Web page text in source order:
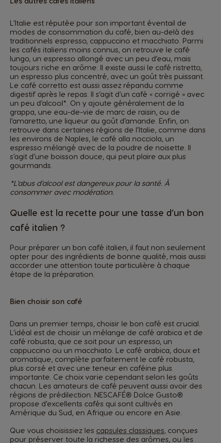
L’Italie est réputée pour son important éventail de
modes de consommation du café, bien au-delà des
traditionnels espresso, cappuccino et macchiato. Parmi
les cafés italiens moins connus, on retrouve le café
lungo, un espresso allongé avec un peu d’eau, mais
toujours riche en arôme. Il existe aussi le café ristretto,
un espresso plus concentré, avec un goût très puissant.
Le café corretto est aussi assez répandu comme
digestif après le repas. Il s’agit d’un café « corrigé » avec
un peu d’alcool*. On y ajoute généralement de la
grappa, une eau-de-vie de marc de raisin, ou de
l’amaretto, une liqueur au goût d’amande. Enfin, on
retrouve dans certaines régions de l’Italie, comme dans
les environs de Naples, le café alla nocciola, un
espresso mélangé avec de la poudre de noisette. Il
s’agit d’une boisson douce, qui peut plaire aux plus
gourmands.
*L’abus d’alcool est dangereux pour la santé. À
consommer avec modération.
Quelle est la recette pour une tasse d’un bon
café italien ?
Pour préparer un bon café italien, il faut non seulement
opter pour des ingrédients de bonne qualité, mais aussi
accorder une attention toute particulière à chaque
étape de la préparation.
Bien choisir son café
Dans un premier temps, choisir le bon café est crucial.
L’idéal est de choisir un mélange de café arabica et de
café robusta, que ce soit pour un espresso, un
cappuccino ou un macchiato. Le café arabica, doux et
aromatique, complète parfaitement le café robusta,
plus corsé et avec une teneur en caféine plus
importante. Ce choix varie cependant selon les goûts
chacun. Les amateurs de café peuvent aussi avoir des
régions de prédilection. NESCAFÉ® Dolce Gusto®
propose d’excellents cafés qui sont cultivés en
Amérique du Sud, en Afrique ou encore en Asie.
Que vous choisissiez les capsules classiques, conçues
pour préserver toute la richesse des arômes, ou les